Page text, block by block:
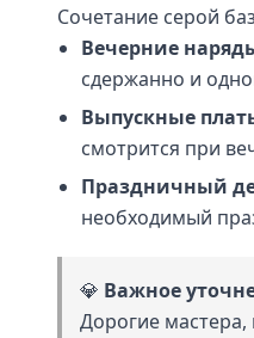
Сочетание серой
Вечерние
сдержанно и
Выпускные
смотрится при
Праздничный
необходимый
💎 Важное
Дорогие